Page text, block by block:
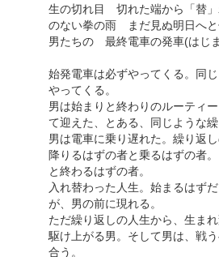
生の切れ目 切れた端から「替
のない拳の雨 まだ見ぬ明日へ
男たちの 最終電車の発車(はじ
始発電車は必ずやってくる。同
やってくる。
男は始まりと終わりのルーティ
て迎えた、とある、同じような繰
男は電車に乗り遅れた。繰り返し
降りるはずの者と乗るはずの者
と終わるはずの者。
入れ替わった人生。始まるはず
が、男の前に現れる。
ただ繰り返しの人生から、生ま
駆け上がる男。そして男は、戦
合う。